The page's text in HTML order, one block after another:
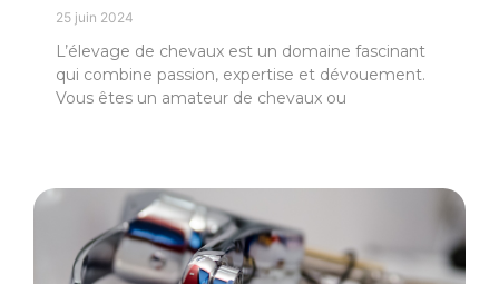
25 juin 2024
L’élevage de chevaux est un domaine fascinant
qui combine passion, expertise et dévouement.
Vous êtes un amateur de chevaux ou